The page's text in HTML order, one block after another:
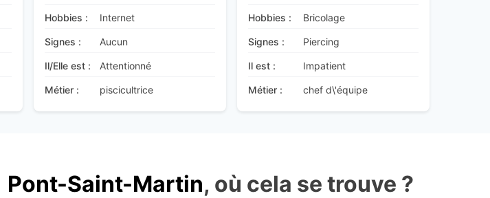
Hobbies : Internet
Signes : Aucun
Il/Elle est : Attentionné
Métier : piscicultrice
Hobbies : Bricolage
Signes : Piercing
Il est : Impatient
Métier : chef d\'équipe
Pont-Saint-Martin, où cela se trouve ?